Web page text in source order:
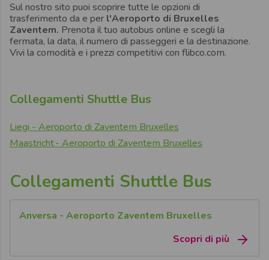
Sul nostro sito puoi scoprire tutte le opzioni di
trasferimento da e per l'Aeroporto di Bruxelles
Zaventem. Prenota il tuo autobus online e scegli la
fermata, la data, il numero di passeggeri e la destinazione.
Vivi la comodità e i prezzi competitivi con flibco.com.
Collegamenti Shuttle Bus
Liegi - Aeroporto di Zaventem Bruxelles
Maastricht - Aeroporto di Zaventem Bruxelles
Collegamenti Shuttle Bus
Anversa - Aeroporto Zaventem Bruxelles
Scopri di più